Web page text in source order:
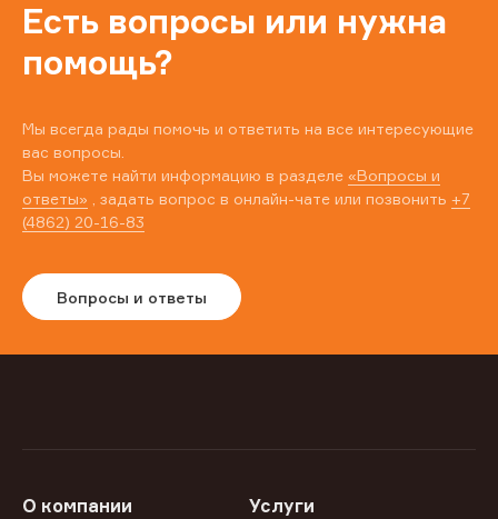
Есть вопросы или нужна
помощь?
Мы всегда рады помочь и ответить на все интересующие
вас вопросы.
Вы можете найти информацию в разделе «Вопросы и
ответы» , задать вопрос в онлайн-чате или позвонить +7
(4862) 20-16-83
Вопросы и ответы
О компании Услуги